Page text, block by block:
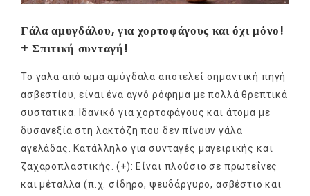
Γάλα αμυγδάλου, για χορτοφάγους και όχι μόνο!
+ Σπιτική συνταγή!
Το γάλα από ωμά αμύγδαλα αποτελεί σημαντική πηγή
ασβεστίου, είναι ένα αγνό ρόφημα με πολλά θρεπτικά
συστατικά. Ιδανικό για χορτοφάγους και άτομα με
δυσανεξία στη λακτόζη που δεν πίνουν γάλα
αγελάδας. Κατάλληλο για συνταγές μαγειρικής και
ζαχαροπλαστικής. (+): Είναι πλούσιο σε πρωτεΐνες
και μέταλλα (π.χ. σίδηρο, ψευδάργυρο, ασβέστιο και